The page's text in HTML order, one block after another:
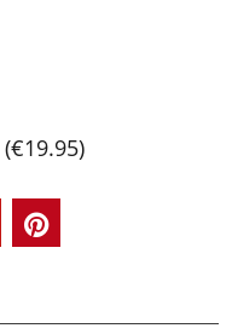
(€19.95)